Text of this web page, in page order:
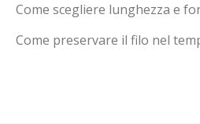
Come scegliere lunghezza e
Come preservare il filo nel